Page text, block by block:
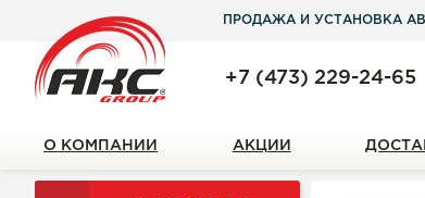
ПРОДАЖА И УСТАНОВКА
+7 (473) 229-24-65
О КОМПАНИИ АКЦИИ